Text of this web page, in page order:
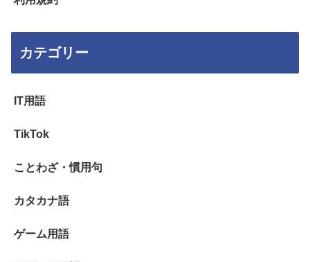
カテゴリー
IT用語
TikTok
ことわざ・慣用句
カタカナ語
ゲーム用語